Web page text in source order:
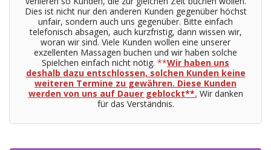
Dies ist nicht nur den anderen Kunden gegenüber höchst
unfair, sondern auch uns gegenüber. Bitte einfach
telefonisch absagen, auch kurzfristig, dann wissen wir,
woran wir sind. Viele Kunden wollen eine unserer
exzellenten Massagen buchen und wir haben solche
Spielchen einfach nicht nötig. **Wir haben uns
deshalb dazu entschlossen, solchen Kunden keine
weiteren Termine zu gewähren. Diese Kunden
werden von uns auf Dauer geblockt**. Wir danken
für das Verständnis.